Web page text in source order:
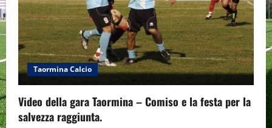
Taormina Calcio
Video della gara Taormina – Comiso e la festa per la
salvezza raggiunta.